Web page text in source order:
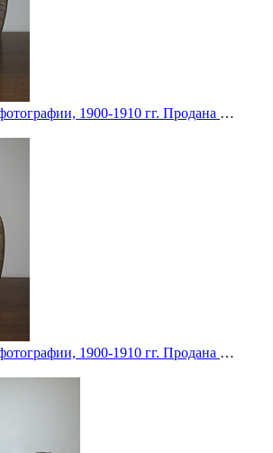
1900-1910 гг. Продана …
1900-1910 гг. Продана …